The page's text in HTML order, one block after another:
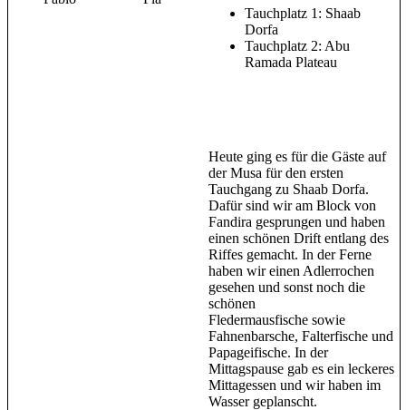
Tauchplatz 1: Shaab
Dorfa
Tauchplatz 2: Abu
Ramada Plateau
Heute ging es für die Gäste auf
der Musa für den ersten
Tauchgang zu Shaab Dorfa.
Dafür sind wir am Block von
Fandira gesprungen und haben
einen schönen Drift entlang des
Riffes gemacht. In der Ferne
haben wir einen Adlerrochen
gesehen und sonst noch die
schönen
Fledermausfische sowie
Fahnenbarsche, Falterfische und
Papageifische. In der
Mittagspause gab es ein leckeres
Mittagessen und wir haben im
Wasser geplanscht.